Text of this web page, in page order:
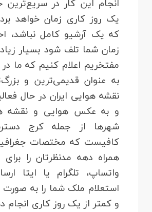
یک روز کاری زمان خواهد
که یک آرشیو کامل نباشد،
زمان شما تلف شود بسیار
مفتخریم اعلام کنیم که ما
به عنوان قدیمی‌ترین و
نقشه هوایی ایران در حال
و به عکس هوایی و نقشه
شهرها از جمله کرج
کافیست که مختصات
همراه دهه مدنظرتان را
واتساپ، تلگرام یا ایتا
استعلام ملک شما را به صورت
و کمتر از یک روز کاری انجام